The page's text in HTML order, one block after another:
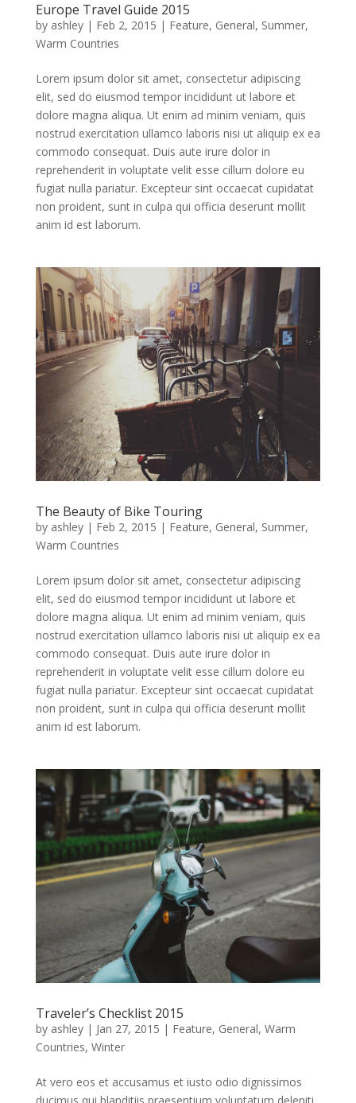
Europe Travel Guide 2015
by ashley| Feb 2, 2015 | Feature, General, Summer,
Warm Countries
Lorem ipsum dolor sit amet, consectetur adipiscing
elit, sed do eiusmod tempor incididunt ut labore et
dolore magna aliqua. Ut enim ad minim veniam, quis
nostrud exercitation ullamco laboris nisi ut aliquip ex ea
commodo consequat. Duis aute irure dolor in
reprehenderit in voluptate velit esse cillum dolore eu
fugiat nulla pariatur. Excepteur sint occaecat cupidatat
non proident, sunt in culpa qui officia deserunt mollit
anim id est laborum.
The Beauty of Bike Touring
by ashley| Feb 2, 2015 | Feature, General, Summer,
Warm Countries
Lorem ipsum dolor sit amet, consectetur adipiscing
elit, sed do eiusmod tempor incididunt ut labore et
dolore magna aliqua. Ut enim ad minim veniam, quis
nostrud exercitation ullamco laboris nisi ut aliquip ex ea
commodo consequat. Duis aute irure dolor in
reprehenderit in voluptate velit esse cillum dolore eu
fugiat nulla pariatur. Excepteur sint occaecat cupidatat
non proident, sunt in culpa qui officia deserunt mollit
anim id est laborum.
Traveler’s Checklist 2015
by ashley| Jan 27, 2015 | Feature, General, Warm
Countries, Winter
At vero eos et accusamus et iusto odio dignissimos
ducimus qui blanditiis praesentium voluptatum deleniti